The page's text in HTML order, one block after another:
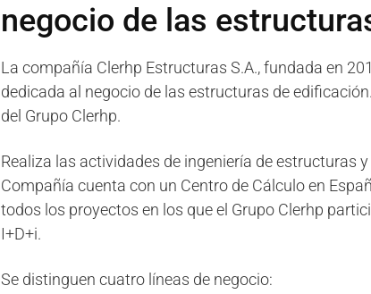
negocio de las
La compañía Clerhp Estructuras S.A., fundada en
dedicada al negocio de las estructuras de
del Grupo Clerhp.
Realiza las actividades de ingeniería de estructuras
Compañía cuenta con un Centro de Cálculo en
todos los proyectos en los que el Grupo Clerhp
I+D+i.
Se distinguen cuatro líneas de negocio: